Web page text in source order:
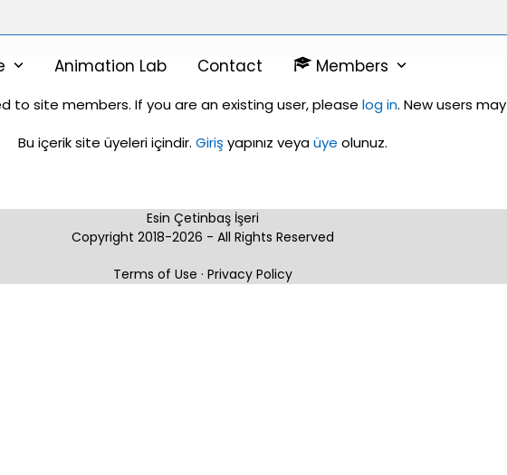
Animation Lab Contact Members
to site members. If you are an existing user, please log in. New users may
Bu içerik site üyeleri içindir. Giriş yapınız veyaüye olunuz.
Esin Çetinbaş İşeri
Copyright 2018-2026 - All Rights Reserved
Terms of Use · Privacy Policy